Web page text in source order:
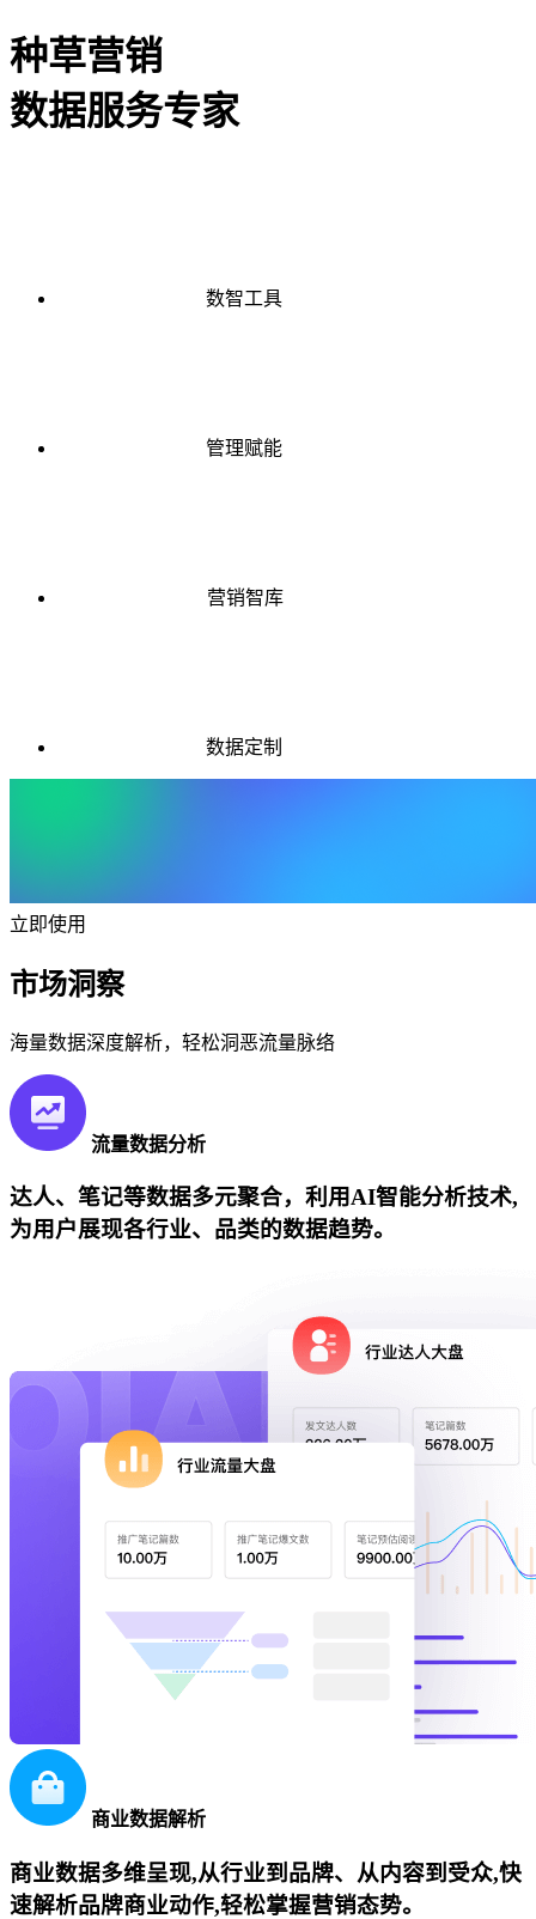
种草营销
数据服务专家
数智工具
管理赋能
营销智库
数据定制
立即使用
市场洞察
海量数据深度解析，轻松洞恶流量脉络
流量数据分析
达人、笔记等数据多元聚合，利用AI智能分析技术,
为用户展现各行业、品类的数据趋势。
商业数据解析
商业数据多维呈现,从行业到品牌、从内容到受众,快
速解析品牌商业动作,轻松掌握营销态势。